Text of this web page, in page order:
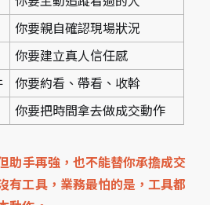
你要親自確認現場狀況
你要建立真人信任感
你要約看、帶看、收斡
你要把時間拿去做成交動作
助手再強，也不能替你承擔成交
有工具，業務最怕的是，工具都